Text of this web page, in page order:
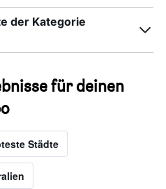
der Kategorie
für deinen
Städte